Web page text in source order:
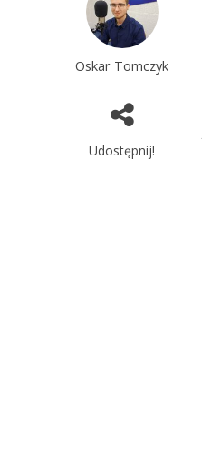
Oskar Tomczyk
Udostępnij!